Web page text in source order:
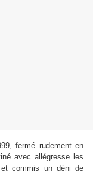
fermé rudement en
avec allégresse les
et commis un déni de